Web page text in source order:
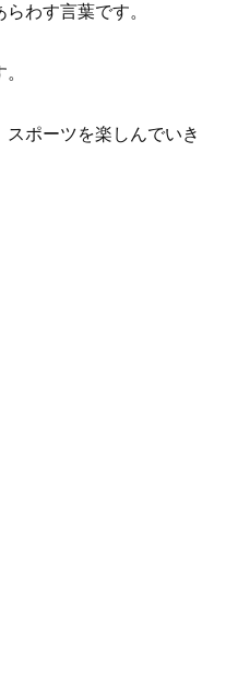
わす言葉です。
ポーツを楽しんでいき